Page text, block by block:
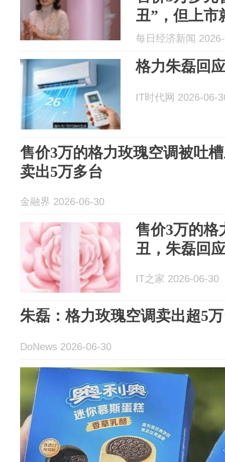
丑”，但上市
器CMO朱磊
每日经济新闻
格力朱磊回
IT时代网 2026-06-
售价3万的格力玫瑰空调被吐
卖出5万多台
金融界 2026-06-30
售价3万的格
丑，朱磊回
IT之家 2026-06-30
朱磊：格力玫瑰空调卖出超5
DoNews 2026-06-30